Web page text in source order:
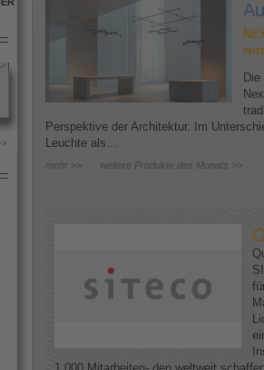
Perspektive der Architektur. Im
Leuchte als...
mehr >> weitere Produkte des Monats >>